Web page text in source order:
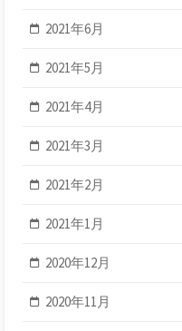
2021年6月
2021年5月
2021年4月
2021年3月
2021年2月
2021年1月
2020年12月
2020年11月